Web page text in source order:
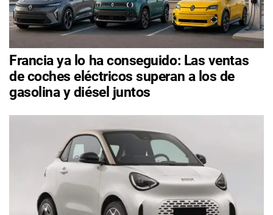
Francia ya lo ha conseguido: Las ventas
de coches eléctricos superan a los de
gasolina y diésel juntos